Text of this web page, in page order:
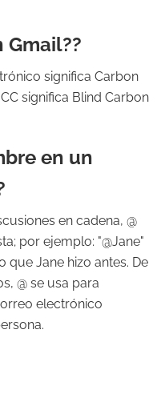
Gmail??
significa Carbon
significa Blind Carbon
en un
en cadena, @
por ejemplo: "@Jane"
que Jane hizo antes. De
@ se usa para
electrónico